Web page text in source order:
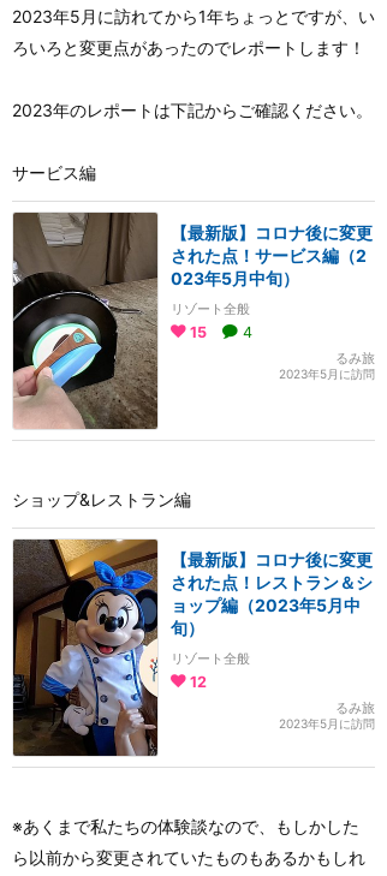
2023年5月に訪れてから1年ちょっとですが、い
ろいろと変更点があったのでレポートします！
2023年のレポートは下記からご確認ください。
サービス編
【最新版】コロナ後に変更
された点！サービス編（2
023年5月中旬）
リゾート全般
15 4
るみ旅
2023年5月に訪問
ショップ&レストラン編
【最新版】コロナ後に変更
された点！レストラン＆シ
ョップ編（2023年5月中
旬）
リゾート全般
12
るみ旅
2023年5月に訪問
※あくまで私たちの体験談なので、もしかした
ら以前から変更されていたものもあるかもしれ